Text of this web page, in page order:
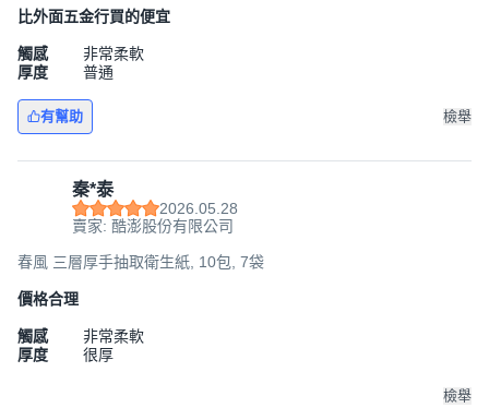
比外面五金行買的便宜
觸感
非常柔軟
厚度
普通
有幫助 檢舉
秦*泰
2026.05.28
賣家: 酷澎股份有限公司
春風 三層厚手抽取衛生紙, 10包, 7袋
價格合理
觸感
非常柔軟
厚度
很厚
檢舉